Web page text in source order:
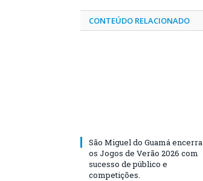
CONTEÚDO RELACIONADO
São Miguel do Guamá encerra
os Jogos de Verão 2026 com
sucesso de público e
competições.